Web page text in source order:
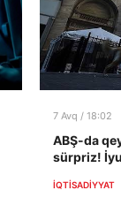
7 Avq / 18:02
ABŞ-da
sürpriz!
İQTISADIYYAT